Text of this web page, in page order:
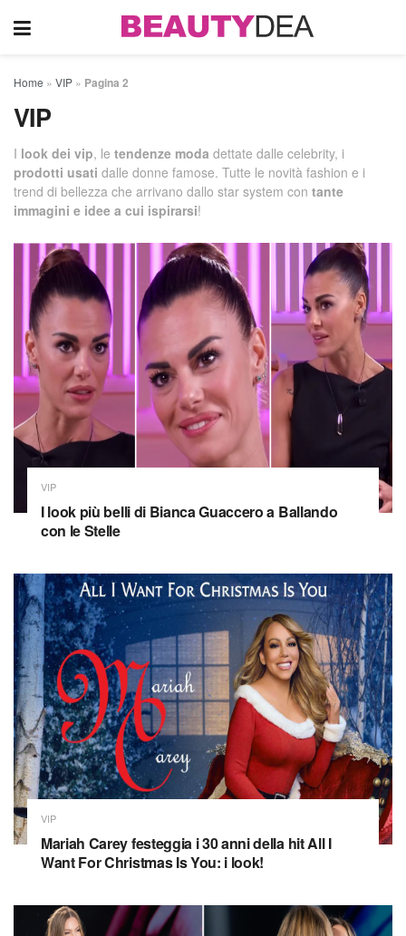
Home » VIP » Pagina 2
VIP
I look dei vip, le tendenze moda dettate dalle celebrity, i
prodotti usati dalle donne famose. Tutte le novità fashion e i
trend di bellezza che arrivano dallo star system con tante
immagini e idee a cui ispirarsi!
VIP
I look più belli di Bianca Guaccero a Ballando
con le Stelle
VIP
Mariah Carey festeggia i 30 anni della hit All I
Want For Christmas Is You: i look!